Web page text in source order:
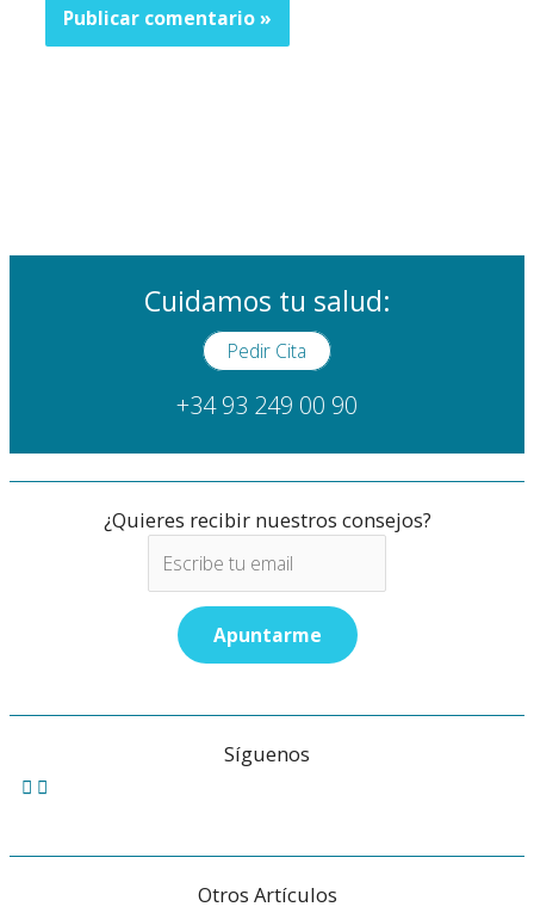
Cuidamos tu salud:
Pedir Cita
+34 93 249 00 90
¿Quieres recibir nuestros consejos?
Síguenos
Otros Artículos